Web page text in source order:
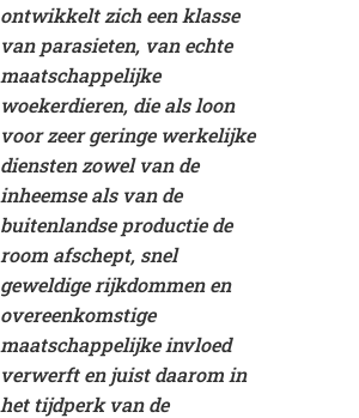
ontwikkelt zich een klasse
van parasieten, van echte
maatschappelijke
woekerdieren, die als loon
voor zeer geringe werkelijke
diensten zowel van de
inheemse als van de
buitenlandse productie de
room afschept, snel
geweldige rijkdommen en
overeenkomstige
maatschappelijke invloed
verwerft en juist daarom in
het tijdperk van de